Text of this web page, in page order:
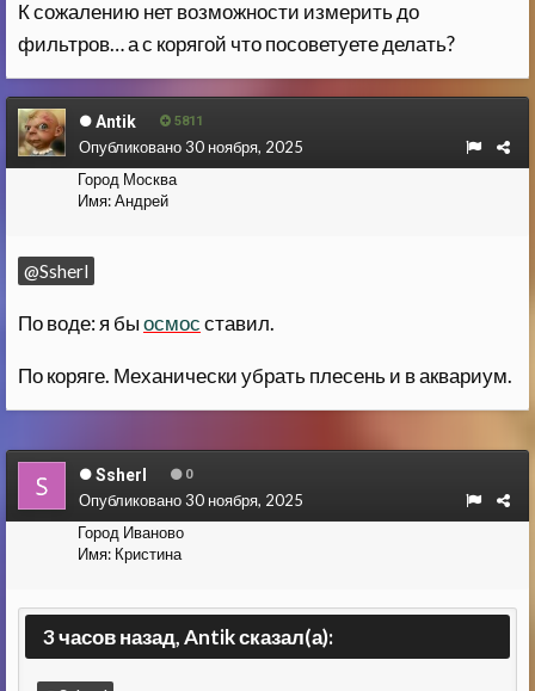
К сожалению нет возможности измерить до
фильтров… а с корягой что посоветуете делать?
Antik 5811
Город Москва
Имя:Андрей
Опубликовано30 ноября, 2025
@Ssherl
По воде: я быосмосставил.
По коряге. Механически убрать плесень и в аквариум.
Ssherl 0
Город Иваново
Имя: Кристина
Опубликовано30 ноября, 2025
3 часов назад, Antik сказал(а):